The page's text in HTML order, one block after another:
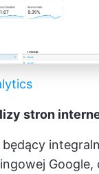
stron
Google,